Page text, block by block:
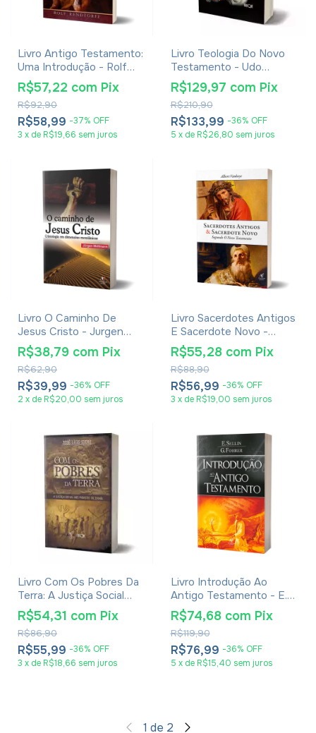
Livro Antigo Testamento:
Uma Introdução - Rolf
Rendtorff
R$58,99 -37% OFF
R$92,90
R$57,22 com Pix
3 x de R$19,66 sem juros
Livro Teologia Do Novo
Testamento - Udo
Schnelle
R$133,99 -36% OFF
R$210,90
R$129,97 com Pix
5 x de R$26,80 sem juros
Livro O Caminho De
Jesus Cristo - Jurgen
Moltmann
R$39,99 -36% OFF
R$62,90
R$38,79 com Pix
2 x de R$20,00 sem juros
Livro Sacerdotes Antigos
E Sacerdote Novo -
Albert Vanhoye
R$56,99 -36% OFF
R$88,90
R$55,28 com Pix
3 x de R$19,00 sem juros
Livro Com Os Pobres Da
Terra: A Justiça Social
Nos Profetas De Israel -
José Luís Sicre
R$55,99 -36% OFF
R$86,90
R$54,31 com Pix
3 x de R$18,66 sem juros
Livro Introdução Ao
Antigo Testamento - E.
Sellin e G. Fohrer
R$76,99 -36% OFF
R$119,90
R$74,68 com Pix
5 x de R$15,40 sem juros
1 de 2